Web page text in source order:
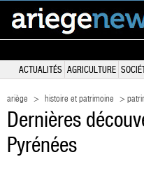
ACTUALITÉS AGRICULTURE
ariège > histoire et patrimoine >
Dernières
Pyrénées